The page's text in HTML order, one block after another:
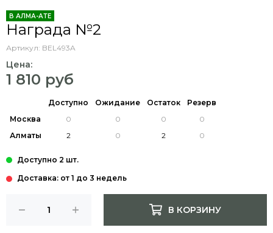
В АЛМА-АТЕ
Награда №2
Артикул: BEL493A
Цена:
1 810 руб
Доступно Ожидание Остаток
Резерв
Москва
Алматы
Доставка: от 1 до 3 недель
В КОРЗИНУ